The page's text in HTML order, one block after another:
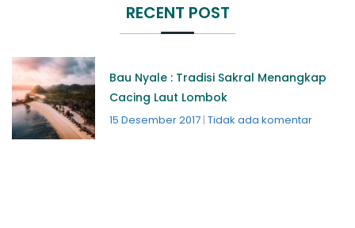
RECENT POST
Bau Nyale : Tradisi Sakral Menangkap
Cacing Laut Lombok
15 Desember 2017 Tidak ada komentar